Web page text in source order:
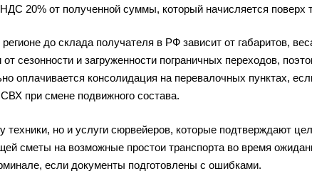
20% от полученной суммы, который начисляется
до склада получателя в РФ зависит от габаритов,
сезонности и загруженности пограничных переходов,
оплачивается консолидация на перевалочных пунктах,
при смене подвижного состава.
но и услуги сюрвейеров, которые подтверждают
сметы на возможные простои транспорта во время
если документы подготовлены с ошибками.